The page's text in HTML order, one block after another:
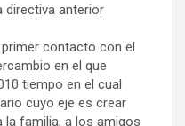
directiva anterior
contacto con el
en el que
tiempo en el cual
cuyo eje es crear
la familia, a los amigos